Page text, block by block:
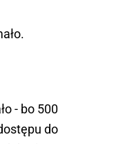
- bo 500
do